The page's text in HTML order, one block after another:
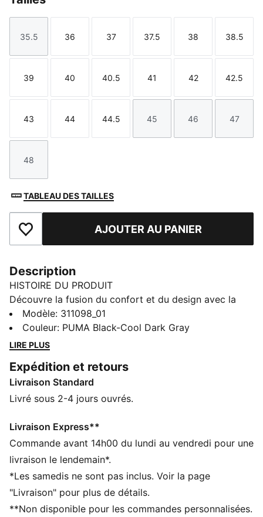
Taille
35.5
Taille
36
Taille
37
Taille
37.5
Taille
38
Taille
38.5
Taille
39
Taille
40
Taille
40.5
Taille
41
Taille
42
Taille
42.5
Taille
43
Taille
44
Taille
44.5
Taille
45
Taille
46
Taille
47
Taille
48
TABLEAU DES TAILLES
Ajouter aux favorisAJOUTER AU PANIER
Description
HISTOIRE DU PRODUIT
Découvre la fusion du confort et du design avec la
nouvelle édition des chaussures de running Softride
Enzo. Dotées d’une semelle Softride EVA pour un
confort optimal tout au long de la journée, d’une cage
meilleure adhérence, ces chaussures révolutionnent
tes runs foulé après foulée.
CARACTÉRISTIQUES + AVANTAGES
de matériaux recyclés
SOFTRIDE : mousse souple conçue pour un amorti et
un confort supérieurs tout au long de la journée
Zones de traction en caoutchouc
Niveau de coussinage : faible
Semelle intérieure SoftFoam+
Modèle: 311098_01
Couleur: PUMA Black-Cool Dark Gray
LIRE PLUS
Expédition et retours
Livraison Standard
Livré sous 2-4 jours ouvrés.
Livraison Express**
Commande avant 14h00 du lundi au vendredi pour une
livraison le lendemain*.
*Les samedis ne sont pas inclus. Voir la page
"Livraison" pour plus de détails.
**Non disponible pour les commandes personnalisées.